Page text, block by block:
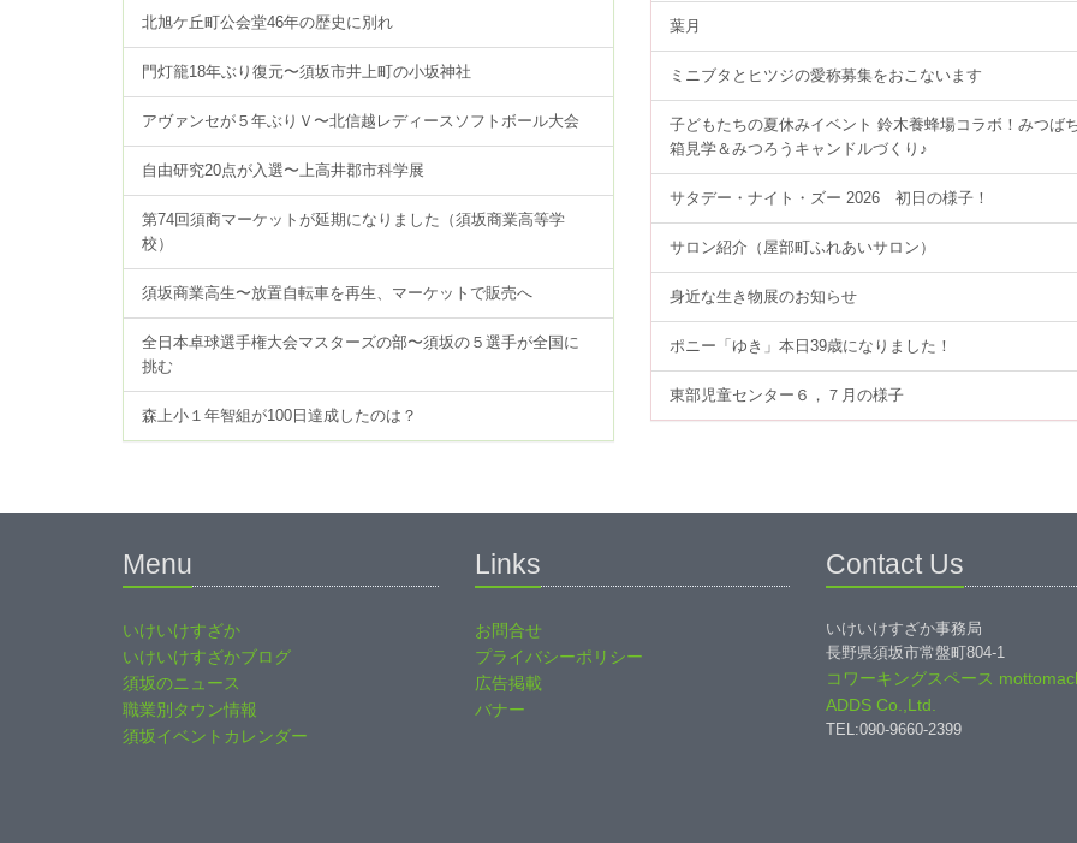
北旭ケ丘町公会堂46年の歴史に別れ
門灯籠18年ぶり復元〜須坂市井上町の小坂神社
アヴァンセが５年ぶりＶ〜北信越レディースソフトボール大会
自由研究20点が入選〜上高井郡市科学展
第74回須商マーケットが延期になりました（須坂商業高等学
校）
須坂商業高生〜放置自転車を再生、マーケットで販売へ
全日本卓球選手権大会マスターズの部〜須坂の５選手が全国に
挑む
森上小１年智組が100日達成したのは？
葉月
ミニブタとヒツジの愛称募集をおこないます
子どもたちの夏休みイベント 鈴木養蜂場コラボ！みつば
箱見学＆みつろうキャンドルづくり♪
サタデー・ナイト・ズー 2026 初日の様子！
サロン紹介（屋部町ふれあいサロン）
身近な生き物展のお知らせ
ポニー「ゆき」本日39歳になりました！
東部児童センター６，７月の様子
Menu
いけいけすざか
いけいけすざかブログ
須坂のニュース
職業別タウン情報
須坂イベントカレンダー
Links
お問合せ
プライバシーポリシー
広告掲載
バナー
Contact Us
いけいけすざか事務局
長野県須坂市常盤町804-1
コワーキングスペース
ADDS Co.,Ltd.
TEL:090-9660-2399